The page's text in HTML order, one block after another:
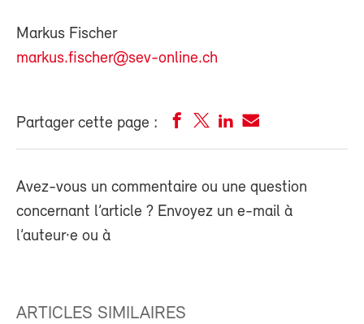
Markus Fischer
markus.fischer@sev-online.ch
Partager cette page :
Avez-vous un commentaire ou une question
concernant l’article ? Envoyez un e-mail à
l’auteur·e ou à
ARTICLES SIMILAIRES